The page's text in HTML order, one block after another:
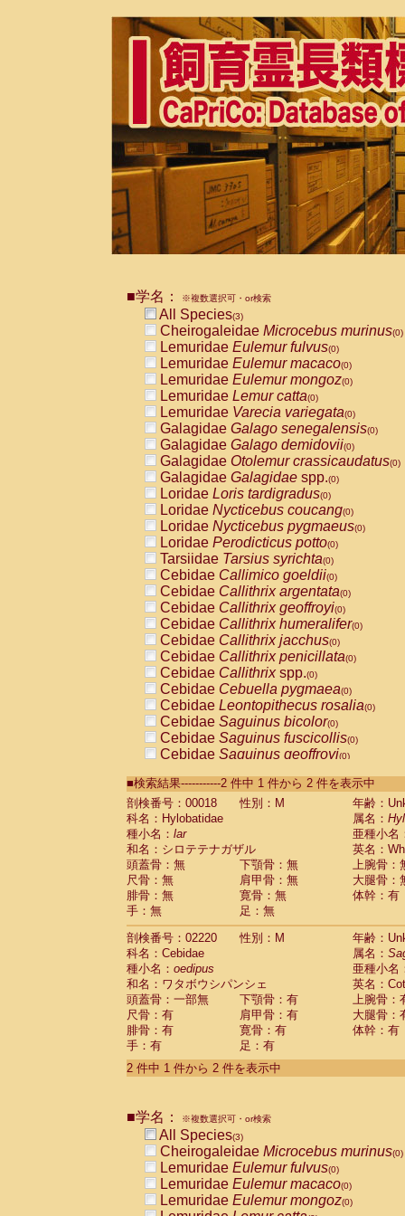
■学名： ※複数選択可・or検索
All Species(3)
Cheirogaleidae Microcebus murinus(0)
Lemuridae Eulemur fulvus(0)
Lemuridae Eulemur macaco(0)
Lemuridae Eulemur mongoz(0)
Lemuridae Lemur catta(0)
Lemuridae Varecia variegata(0)
Galagidae Galago senegalensis(0)
Galagidae Galago demidovii(0)
Galagidae Otolemur crassicaudatus(0)
Galagidae Galagidae spp.(0)
Loridae Loris tardigradus(0)
Loridae Nycticebus coucang(0)
Loridae Nycticebus pygmaeus(0)
Loridae Perodicticus potto(0)
Tarsiidae Tarsius syrichta(0)
Cebidae Callimico goeldii(0)
Cebidae Callithrix argentata(0)
Cebidae Callithrix geoffroyi(0)
Cebidae Callithrix humeralifer(0)
Cebidae Callithrix jacchus(0)
Cebidae Callithrix penicillata(0)
Cebidae Callithrixspp.(0)
Cebidae Cebuella pygmaea(0)
Cebidae Leontopithecus rosalia(0)
Cebidae Saguinus bicolor(0)
Cebidae Saguinus fuscicollis(0)
Cebidae Saguinus geoffroyi(0)
CebidaeSaguinus labiatus(0)
Cebidae Saguinus leucopus (0)
CebidaeSaguinus midas
Cebidae
CebidaeSaguinus nigricollis (0)
Cebidae Saguinus oedipus
Cebidae Saguinus weddelli
Cebidae Saguinusspp.
Cebidae Aotus trivirgatus
Cebidae Cebus albifrons
Cebidae
Cebidae
CebidaeCebus nigrivittatus
Cebidae Cebusspp.(0)
Cebidae Saimiri boliviensis
Cebidae Saimiri sciureus
Atelidae Alouatta caraya
AtelidaeAlouatta fusca
AtelidaeAlouatta seniculus
AtelidaeAteles belzebuth
AtelidaeAteles geoffroyi
AtelidaeAteles paniscus(0)
AtelidaeAtelesspp. (0)
AtelidaeLagothrix lagothricha
AtelidaeLagothrix lagothricha cana
PitheciidaeCacajao calvus
■検索結果-----------2 件中 1 件から 2 件を表示中
剖検番号：00018
性別：M
年齢：
科名：Hylobatidae
属名：
種小名： lar
亜種小名
和名：シロテテナガザル
英名：
頭蓋骨：無
下顎骨：無
上腕骨：
尺骨：無
肩甲骨：無
大腿骨：
腓骨：無
寛骨：無
体幹：有
手：無
足：無
剖検番号：02220
性別：M
年齢：
科名：Cebidae
属名：
種小名： oedipus
亜種小名
和名：ワタボウシパンシェ
英名：
頭蓋骨：一部無
下顎骨：有
上腕骨：
尺骨：有
肩甲骨：有
大腿骨：
腓骨：有
寛骨：有
体幹：有
手：有
足：有
2 件中 1 件から 2 件を表示中
■学名： ※複数選択可・or検索
All Species(3)
Cheirogaleidae Microcebus murinus(0)
Lemuridae Eulemur fulvus(0)
Lemuridae Eulemur macaco(0)
Lemuridae Eulemur mongoz(0)